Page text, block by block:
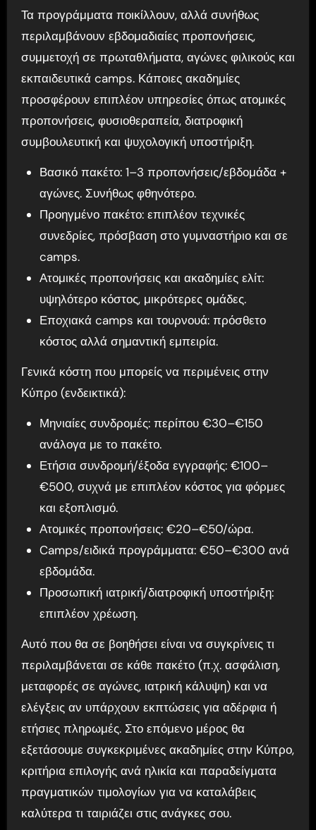
Τα προγράμματα ποικίλλουν, αλλά συνήθως
περιλαμβάνουν εβδομαδιαίες προπονήσεις,
συμμετοχή σε πρωταθλήματα, αγώνες φιλικούς και
εκπαιδευτικά camps. Κάποιες ακαδημίες
προσφέρουν επιπλέον υπηρεσίες όπως ατομικές
προπονήσεις, φυσιοθεραπεία, διατροφική
συμβουλευτική και ψυχολογική υποστήριξη.
Βασικό πακέτο: 1–3 προπονήσεις/εβδομάδα +
αγώνες. Συνήθως φθηνότερο.
Προηγμένο πακέτο: επιπλέον τεχνικές
συνεδρίες, πρόσβαση στο γυμναστήριο και σε
camps.
Ατομικές προπονήσεις και ακαδημίες ελίτ:
υψηλότερο κόστος, μικρότερες ομάδες.
Εποχιακά camps και τουρνουά: πρόσθετο
κόστος αλλά σημαντική εμπειρία.
Γενικά κόστη που μπορείς να περιμένεις στην
Κύπρο (ενδεικτικά):
Μηνιαίες συνδρομές: περίπου €30–€150
ανάλογα με το πακέτο.
Ετήσια συνδρομή/έξοδα εγγραφής: €100–
€500, συχνά με επιπλέον κόστος για φόρμες
και εξοπλισμό.
Ατομικές προπονήσεις: €20–€50/ώρα.
Camps/ειδικά προγράμματα: €50–€300 ανά
εβδομάδα.
Προσωπική ιατρική/διατροφική υποστήριξη:
επιπλέον χρέωση.
Αυτό που θα σε βοηθήσει είναι να συγκρίνεις τι
περιλαμβάνεται σε κάθε πακέτο (π.χ. ασφάλιση,
μεταφορές σε αγώνες, ιατρική κάλυψη) και να
ελέγξεις αν υπάρχουν εκπτώσεις για αδέρφια ή
ετήσιες πληρωμές. Στο επόμενο μέρος θα
εξετάσουμε συγκεκριμένες ακαδημίες στην Κύπρο,
κριτήρια επιλογής ανά ηλικία και παραδείγματα
πραγματικών τιμολογίων για να καταλάβεις
καλύτερα τι ταιριάζει στις ανάγκες σου.